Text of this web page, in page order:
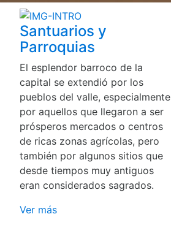
Santuarios y
Parroquias
El esplendor barroco de la
capital se extendió por los
pueblos del valle, especialmente
por aquellos que llegaron a ser
prósperos mercados o centros
de ricas zonas agrícolas, pero
también por algunos sitios que
desde tiempos muy antiguos
eran considerados sagrados.
Ver más